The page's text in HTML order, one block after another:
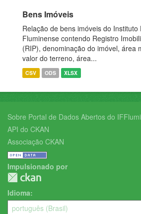
Bens Imóveis
Relação de bens imóveis do Instituto
Fluminense contendo Registro
(RIP), denominação do imóvel, área
valor do terreno, área...
CSV ODS XLSX
Sobre Portal de Dados Abertos do
API do CKAN
Associação CKAN
Impulsionado por
Idioma